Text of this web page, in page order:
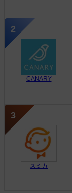
CANARY
スミカ